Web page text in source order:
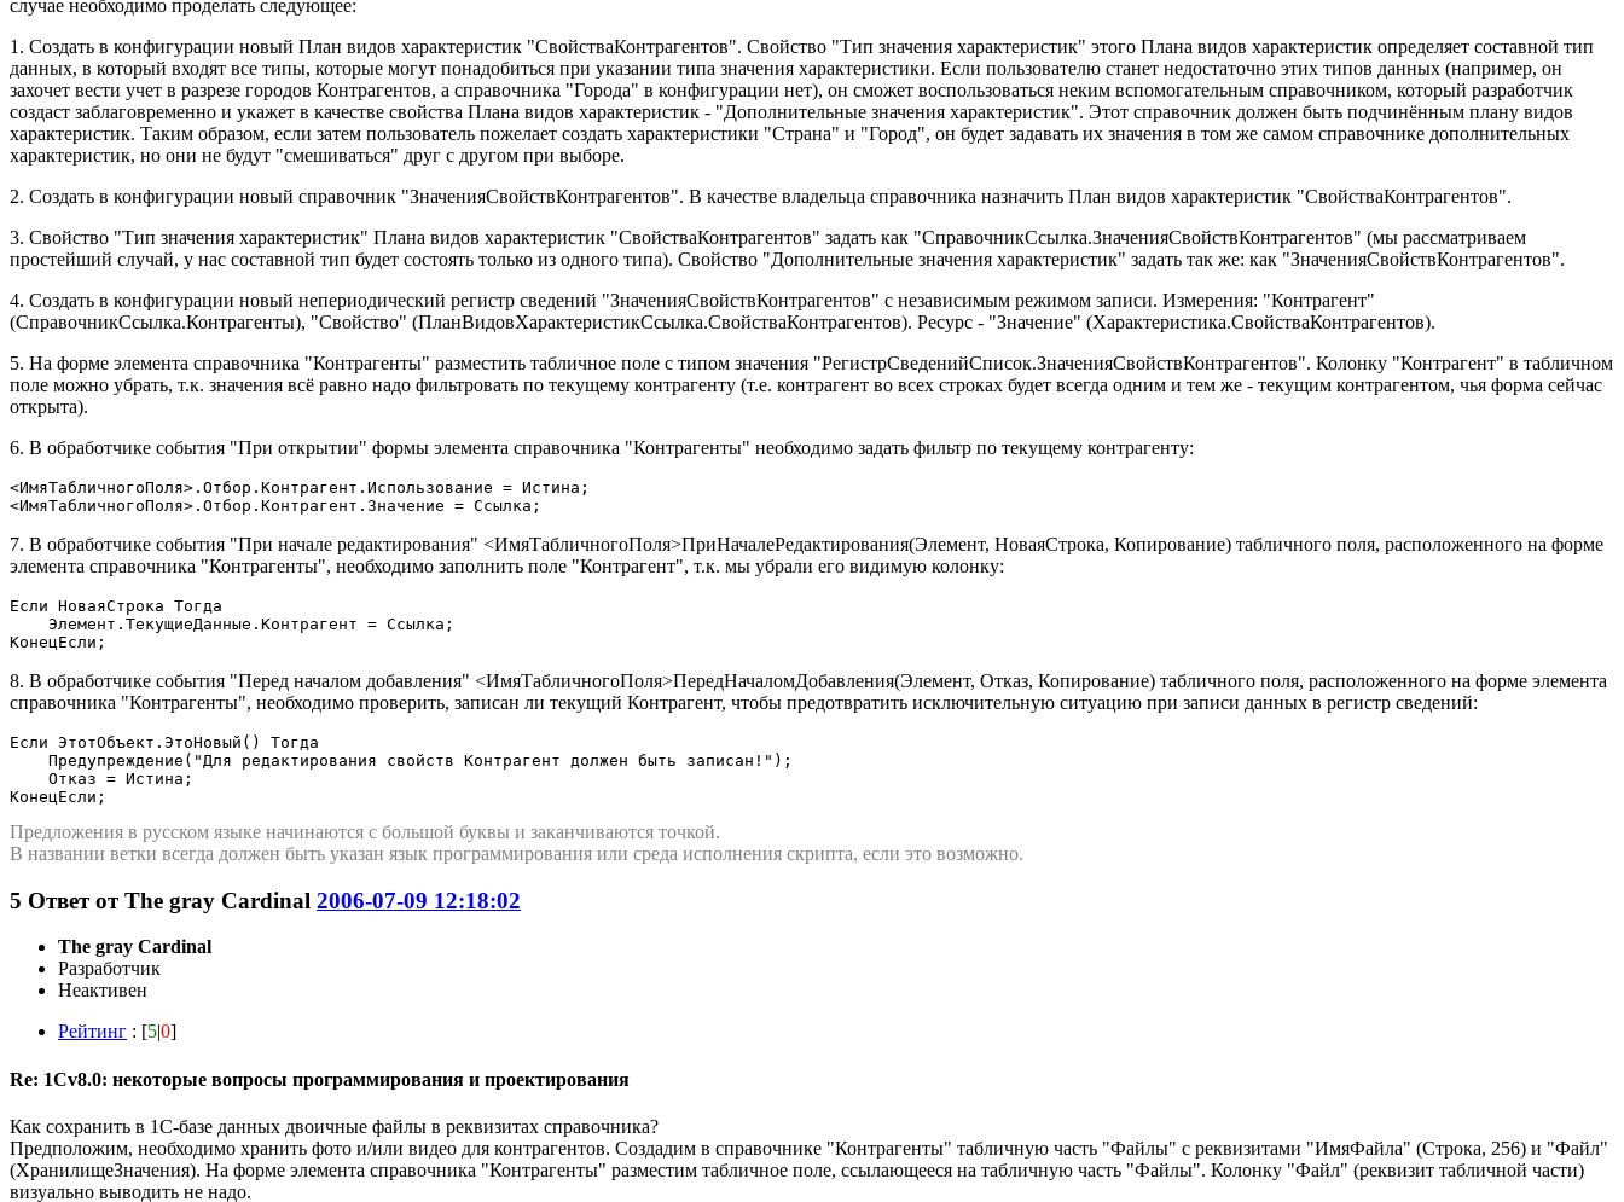
случае необходимо проделать следующее:
1. Создать в конфигурации новый План видов характеристик "СвойстваКонтрагентов". Свойство "Тип значения характеристик" этого Плана видов характеристик определяет составной тип
данных, в который входят все типы, которые могут понадобиться при указании типа значения характеристики. Если пользователю станет недостаточно этих типов данных (например, он
захочет вести учет в разрезе городов Контрагентов, а справочника "Города" в конфигурации нет), он сможет воспользоваться неким вспомогательным справочником, который разработчик
создаст заблаговременно и укажет в качестве свойства Плана видов характеристик - "Дополнительные значения характеристик". Этот справочник должен быть подчинённым плану видов
характеристик. Таким образом, если затем пользователь пожелает создать характеристики "Страна" и "Город", он будет задавать их значения в том же самом справочнике дополнительных
характеристик, но они не будут "смешиваться" друг с другом при выборе.
2. Создать в конфигурации новый справочник "ЗначенияСвойствКонтрагентов". В качестве владельца справочника назначить План видов характеристик "СвойстваКонтрагентов".
3. Свойство "Тип значения характеристик" Плана видов характеристик "СвойстваКонтрагентов" задать как "СправочникСсылка.ЗначенияСвойствКонтрагентов" (мы рассматриваем
простейший случай, у нас составной тип будет состоять только из одного типа). Свойство "Дополнительные значения характеристик" задать так же: как "ЗначенияСвойствКонтрагентов".
4. Создать в конфигурации новый непериодический регистр сведений "ЗначенияСвойствКонтрагентов" с независимым режимом записи. Измерения: "Контрагент"
(СправочникСсылка.Контрагенты), "Свойство" (ПланВидовХарактеристикСсылка.СвойстваКонтрагентов). Ресурс - "Значение" (Характеристика.СвойстваКонтрагентов).
5. На форме элемента справочника "Контрагенты" разместить табличное поле с типом значения "РегистрСведенийСписок.ЗначенияСвойствКонтрагентов". Колонку "Контрагент" в табличном
поле можно убрать, т.к. значения всё равно надо фильтровать по текущему контрагенту (т.е. контрагент во всех строках будет всегда одним и тем же - текущим контрагентом, чья форма сейчас
открыта).
6. В обработчике события "При открытии" формы элемента справочника "Контрагенты" необходимо задать фильтр по текущему контрагенту:
<ИмяТабличногоПоля>.Отбор.Контрагент.Использование = Истина;
<ИмяТабличногоПоля>.Отбор.Контрагент.Значение = Ссылка;
7. В обработчике события "При начале редактирования" <ИмяТабличногоПоля>ПриНачалеРедактирования(Элемент, НоваяСтрока, Копирование) табличного поля, расположенного на форме
элемента справочника "Контрагенты", необходимо заполнить поле "Контрагент", т.к. мы убрали его видимую колонку:
Если НоваяСтрока Тогда
    Элемент.ТекущиеДанные.Контрагент = Ссылка;
КонецЕсли;
8. В обработчике события "Перед началом добавления" <ИмяТабличногоПоля>ПередНачаломДобавления(Элемент, Отказ, Копирование) табличного поля, расположенного на форме элемента
справочника "Контрагенты", необходимо проверить, записан ли текущий Контрагент, чтобы предотвратить исключительную ситуацию при записи данных в регистр сведений:
Если ЭтотОбъект.ЭтоНовый() Тогда
    Предупреждение("Для редактирования свойств Контрагент должен быть записан!");
    Отказ = Истина;
КонецЕсли;
Предложения в русском языке начинаются с большой буквы и заканчиваются точкой.
В названии ветки всегда должен быть указан язык программирования или среда исполнения скрипта, если это возможно.
5 Ответ отThe gray Cardinal 2006-07-09 12:18:02
The gray Cardinal
Разработчик
Неактивен
Рейтинг : [5|0]
Re: 1Cv8.0: некоторые вопросы программирования и проектирования
Как сохранить в 1С-базе данных двоичные файлы в реквизитах справочника?
Предположим, необходимо хранить фото и/или видео для контрагентов. Создадим в справочнике "Контрагенты" табличную часть "Файлы" с реквизитами "ИмяФайла" (Строка, 256) и "Файл"
(ХранилищеЗначения). На форме элемента справочника "Контрагенты" разместим табличное поле, ссылающееся на табличную часть "Файлы". Колонку "Файл" (реквизит табличной части)
визуально выводить не надо.